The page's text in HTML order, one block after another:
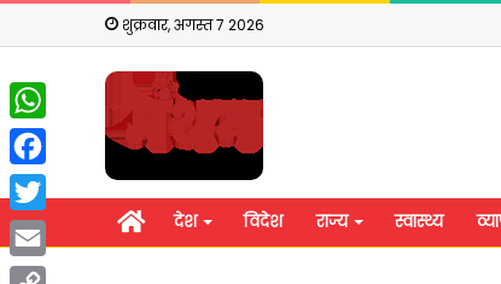
शुक्रवार, अगस्त 7 2026
होम देश विदेश राज्य स्वास्थ्य
WhatsApp
Facebook
Twitter
Email